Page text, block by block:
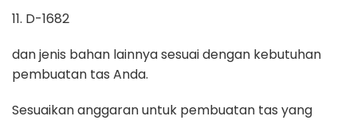
11. D-1682
dan jenis bahan lainnya sesuai dengan kebutuhan
pembuatan tas Anda.
Sesuaikan anggaran untuk pembuatan tas yang